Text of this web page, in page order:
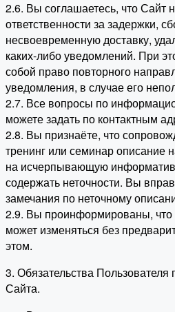
2.6. Вы соглашаетесь, что Сайт
ответственности за задержки,
несвоевременную доставку,
каких-либо уведомлений. При
собой право повторного
уведомления, в случае его
2.7. Все вопросы по
можете задать по контактным
2.8. Вы признаёте, что
тренинг или семинар описание
на исчерпывающую
содержать неточности. Вы
замечания по неточному
2.9. Вы проинформированы, что
может изменяться без
этом.
3. Обязательства Пользователя
Сайта.